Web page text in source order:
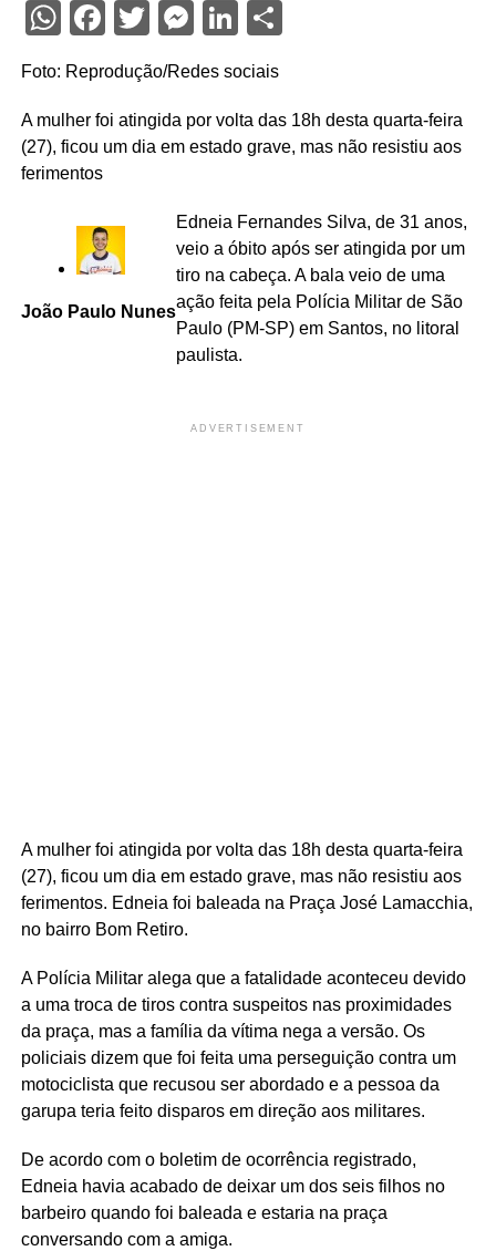
WhatsApp
Facebook
TwitterMessenger
LinkedIn
Foto: Reprodução/Redes sociais
A mulher foi atingida por volta das 18h desta quarta-feira
(27), ficou um dia em estado grave, mas não resistiu aos
ferimentos
João Paulo Nunes
Edneia Fernandes Silva, de 31 anos,
veio a óbito após ser atingida por um
tiro na cabeça. A bala veio de uma
ação feita pela Polícia Militar de São
Paulo (PM-SP) em Santos, no litoral
paulista.
ADVERTISEMENT
A mulher foi atingida por volta das 18h desta quarta-feira
(27), ficou um dia em estado grave, mas não resistiu aos
ferimentos. Edneia foi baleada na Praça José Lamacchia,
no bairro Bom Retiro.
A Polícia Militar alega que a fatalidade aconteceu devido
a uma troca de tiros contra suspeitos nas proximidades
da praça, mas a família da vítima nega a versão. Os
policiais dizem que foi feita uma perseguição contra um
motociclista que recusou ser abordado e a pessoa da
garupa teria feito disparos em direção aos militares.
De acordo com o boletim de ocorrência registrado,
Edneia havia acabado de deixar um dos seis filhos no
barbeiro quando foi baleada e estaria na praça
conversando com a amiga.